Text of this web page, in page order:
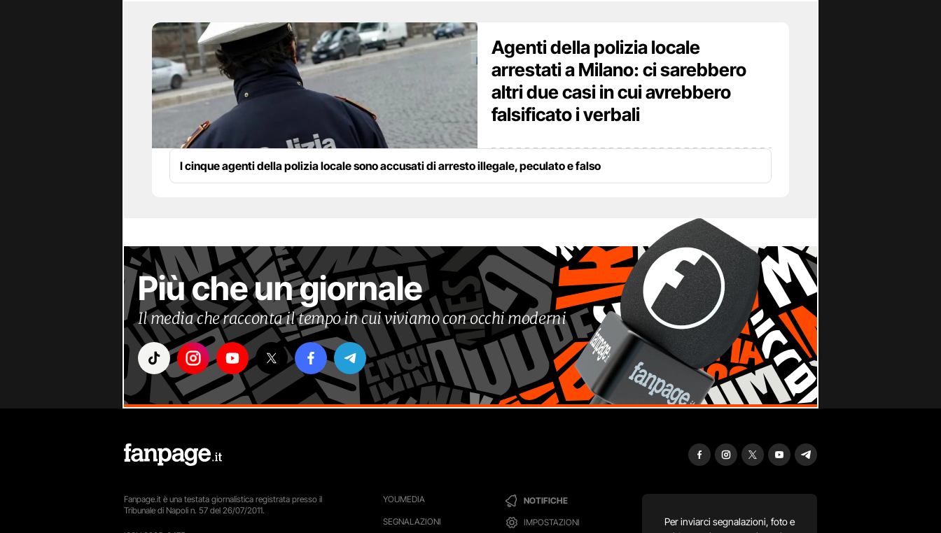
Agenti della polizia locale
arrestati a Milano: ci sarebbero
altri due casi in cui avrebbero
falsificato i verbali
I cinque agenti della polizia locale sono accusati di arresto illegale, peculato e falso
Più che un giornale
Il media che racconta il tempo in cui viviamo con occhi moderni
YOUMEDIA
SEGNALAZIONI
NOTIFICHE
IMPOSTAZIONI
Per inviarci segnalazioni, foto e
Fanpage.it è una testata giornalistica registrata presso il
Tribunale di Napoli n. 57 del 26/07/2011.